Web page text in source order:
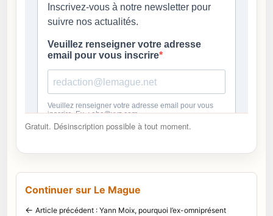
Gratuit. Désinscription possible à tout moment.
Continuer sur Le Mague
← Article précédent : Yann Moix, pourquoi l’ex-omniprésent